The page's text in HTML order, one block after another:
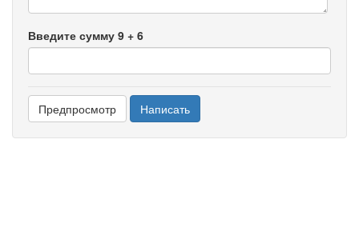
Введите сумму 9 + 6